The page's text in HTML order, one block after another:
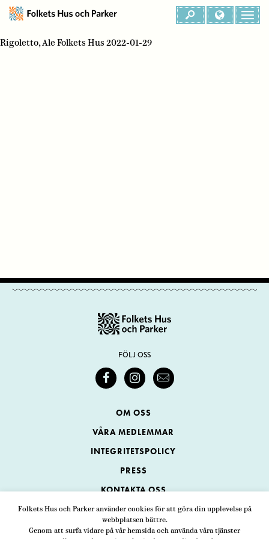
Folkets Hus och Parker använder cookies för att göra din upplevelse på
webbplatsen bättre.
Genom att surfa vidare på vår hemsida och använda våra tjänster
Rigoletto, Ale Folkets Hus 2022-01-29
FÖLJ OSS
OM OSS
VÅRA MEDLEMMAR
INTEGRITETSPOLICY
PRESS
KONTAKTA OSS
Folkets Hus och Parker